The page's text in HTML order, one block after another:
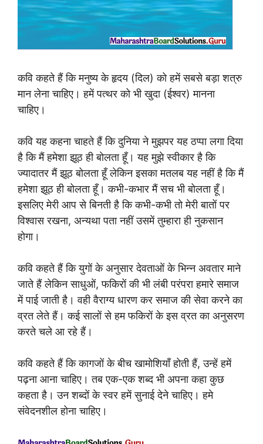
कवि कहते हैं कि मनुष्य के हृदय (दिल) को हमें सबसे बड़ा शत्रु
मान लेना चाहिए। हमें पत्थर को भी खुदा (ईश्वर) मानना
चाहिए।
कवि यह कहना चाहते हैं कि दुनिया ने मुझपर यह ठप्पा लगा दिया
है कि मैं हमेशा झूठ ही बोलता हूँ। यह मुझे स्वीकार है कि
ज्यादातर मैं झूठ बोलता हूँ लेकिन इसका मतलब यह नहीं है कि मैं
हमेशा झूठ ही बोलता हूँ। कभी-कभार मैं सच भी बोलता हूँ।
इसलिए मेरी आप से बिनती है कि कभी-कभी तो मेरी बातों पर
विश्वास रखना, अन्यथा पता नहीं उसमें तुम्हारा ही नुकसान
होगा।
कवि कहते हैं कि युगों के अनुसार देवताओं के भिन्न अवतार माने
जाते हैं लेकिन साधुओं, फकिरों की भी लंबी परंपरा हमारे समाज
में पाई जाती है। वही वैराग्य धारण कर समाज की सेवा करने का
व्रत लेते हैं। कई सालों से हम फकिरों के इस व्रत का अनुसरण
करते चले आ रहे हैं।
कवि कहते हैं कि कागजों के बीच खामोशियाँ होती हैं, उन्हें हमें
पढ़ना आना चाहिए। तब एक-एक शब्द भी अपना कहा कुछ
कहता है। उन शब्दों के स्वर हमें सुनाई देने चाहिए। हमे
संवेदनशील होना चाहिए।